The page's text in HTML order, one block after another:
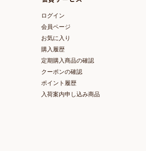
ログイン
会員ページ
お気に入り
購入履歴
定期購入商品の確認
クーポンの確認
ポイント履歴
入荷案内申し込み商品